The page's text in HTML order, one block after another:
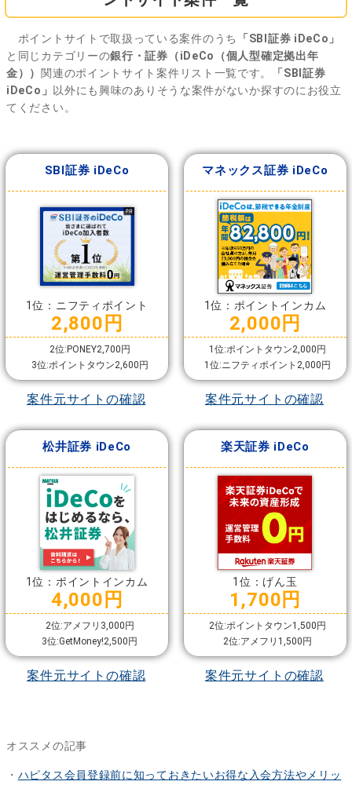
ポイントサイトで取扱っている案件のうち
「SBI証券 iDeCo」
と同じカテゴリーの銀行・証券（iDeCo（個人型確定拠出年
金）） 関連のポイントサイト案件リスト一覧です。
「SBI証券
iDeCo」 以外にも興味のありそうな案件がないか探すのにお役立
てください。
SBI証券 iDeCo
1位：ニフティポイント
2,800円
2位:PONEY2,700円
3位:ポイントタウン2,600円
案件元サイトの確認
マネックス証券 iDeCo
1位：ポイントインカム
2,000円
1位:ポイントタウン2,000円
1位:ニフティポイント2,000円
案件元サイトの確認
松井証券 iDeCo
1位：ポイントインカム
4,000円
2位:アメフリ3,000円
3位:GetMoney!2,500円
案件元サイトの確認
楽天証券 iDeCo
1位：げん玉
1,700円
2位:ポイントタウン1,500円
2位:アメフリ1,500円
案件元サイトの確認
オススメの記事
・ ハピタス会員登録前に知っておきたいお得な入会方法やメリッ